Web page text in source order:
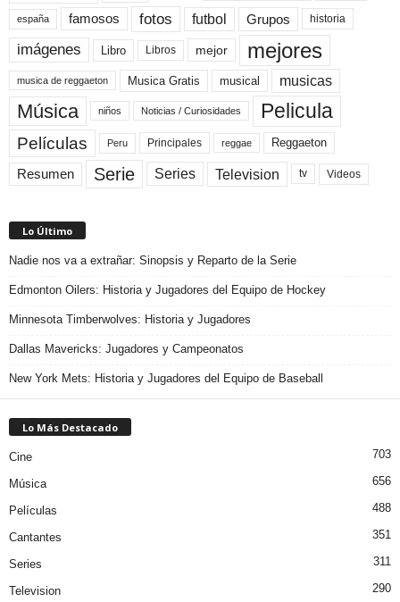
españa famosos fotos futbol Grupos historia
imágenes Libro Libros mejor mejores
musica de reggaeton Musica Gratis musical musicas
Música niños Noticias / Curiosidades Pelicula
Películas Peru Principales reggae Reggaeton
Resumen Serie Series Television tv Videos
Lo Último
Nadie nos va a extrañar: Sinopsis y Reparto de la Serie
Edmonton Oilers: Historia y Jugadores del Equipo de Hockey
Minnesota Timberwolves: Historia y Jugadores
Dallas Mavericks: Jugadores y Campeonatos
New York Mets: Historia y Jugadores del Equipo de Baseball
Lo Más Destacado
Cine 703
Música 656
Películas 488
Cantantes 351
Series 311
Television 290